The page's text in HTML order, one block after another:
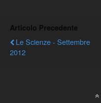
Articolo Precedente
Le Scienze - Settembre
2012